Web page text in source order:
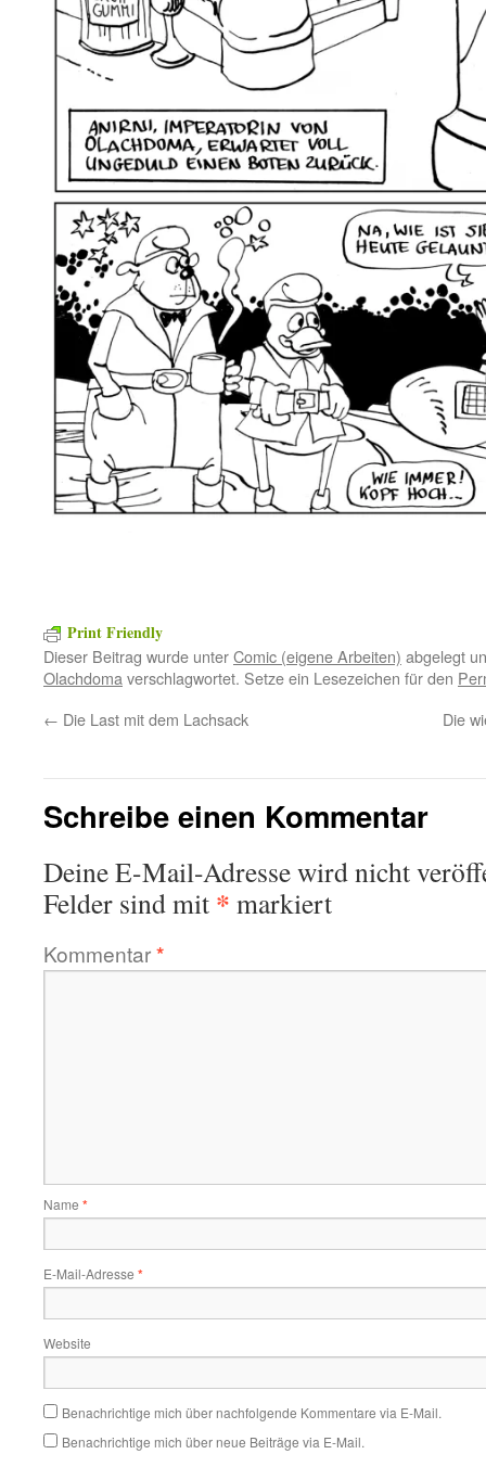
Print Friendly
Dieser Beitrag wurde unterComic (eigene Arbeiten) abgelegt
Olachdoma verschlagwortet. Setze ein Lesezeichen für den
← Die Last mit dem Lachsack Die
Schreibe einen Kommentar
Deine E-Mail-Adresse wird nicht
Felder sind mit * markiert
Kommentar*
Name *
E-Mail-Adresse *
Website
Benachrichtige mich über nachfolgende Kommentare via E-Mail.
Benachrichtige mich über neue Beiträge via E-Mail.